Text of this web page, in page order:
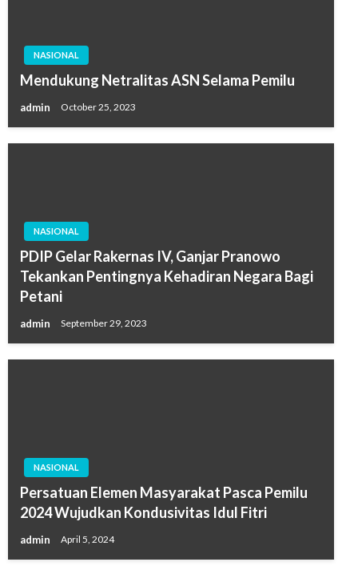
NASIONAL
Mendukung Netralitas ASN Selama Pemilu
admin October 25, 2023
NASIONAL
PDIP Gelar Rakernas IV, Ganjar Pranowo
Tekankan Pentingnya Kehadiran Negara Bagi
Petani
admin September 29, 2023
NASIONAL
Persatuan Elemen Masyarakat Pasca Pemilu
2024 Wujudkan Kondusivitas Idul Fitri
admin April 5, 2024